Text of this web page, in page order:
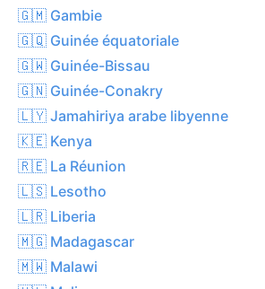
🇬🇲 Gambie
🇬🇶 Guinée équatoriale
🇬🇼 Guinée-Bissau
🇬🇳 Guinée-Conakry
🇱🇾 Jamahiriya arabe libyenne
🇰🇪 Kenya
🇷🇪 La Réunion
🇱🇸 Lesotho
🇱🇷 Liberia
🇲🇬 Madagascar
🇲🇼 Malawi